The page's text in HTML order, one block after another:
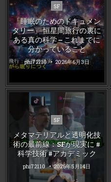
Posted
in
SF
「睡眠のためのドキュメン
タリー」 恒星間旅行の裏に
ある真の科学 – これまでに
分かっていること
phi72110 2026年6月3日
Posted
in
SF
メタマテリアルと透明化技
術の最前線：SFが現実に #
科学技術 #アカデミック
phi72110 2026年5月14日